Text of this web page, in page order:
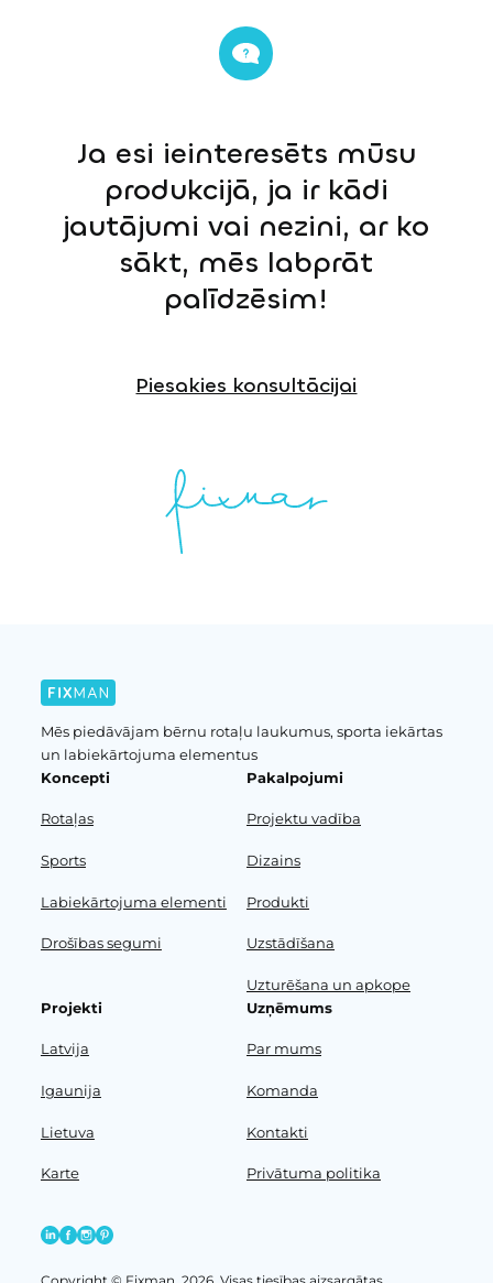
Ja esi ieinteresēts mūsu
produkcijā, ja ir kādi
jautājumi vai nezini, ar ko
sākt, mēs labprāt
palīdzēsim!
Piesakies konsultācijai
Mēs piedāvājam bērnu rotaļu laukumus, sporta iekārtas
un labiekārtojuma elementus
Koncepti
Rotaļas
Sports
Labiekārtojuma elementi
Drošības segumi
Pakalpojumi
Projektu vadība
Dizains
Produkti
Uzstādīšana
Uzturēšana un apkope
Projekti
Latvija
Igaunija
Lietuva
Karte
Uzņēmums
Par mums
Komanda
Kontakti
Privātuma politika